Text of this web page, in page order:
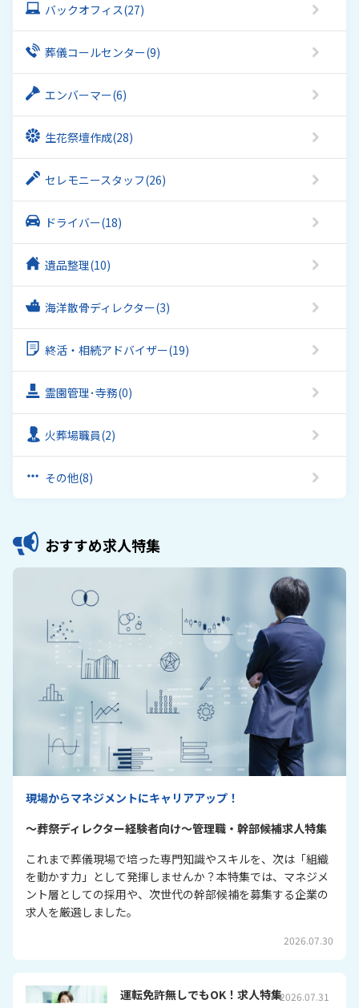
バックオフィス(27)
葬儀コールセンター(9)
エンバーマー(6)
生花祭壇作成(28)
セレモニースタッフ(26)
ドライバー(18)
遺品整理(10)
海洋散骨ディレクター(3)
終活・相続アドバイザー(19)
霊園管理･寺務(0)
火葬場職員(2)
その他(8)
おすすめ求人特集
現場からマネジメントにキャリアアップ！
～葬祭ディレクター経験者向け～管理職・幹部候補求人特集
これまで葬儀現場で培った専門知識やスキルを、次は「組織
を動かす力」として発揮しませんか？本特集では、マネジメ
ント層としての採用や、次世代の幹部候補を募集する企業の
求人を厳選しました。
2026.07.30
運転免許無しでもOK！求人特集2026.07.31